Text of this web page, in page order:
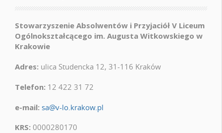
Stowarzyszenie Absolwentów i Przyjaciół V Liceum
Ogólnokształcącego im. Augusta Witkowskiego w
Krakowie
Adres: ulica Studencka 12, 31-116 Kraków
Telefon: 12 422 31 72
e-mail: sa@v-lo.krakow.pl
KRS: 0000280170